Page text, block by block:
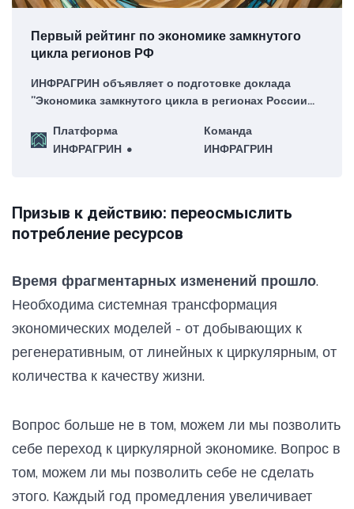
Первый рейтинг по экономике замкнутого
цикла регионов РФ
ИНФРАГРИН объявляет о подготовке доклада
”Экономика замкнутого цикла в регионах России
исследования циркулярной экономики на
региональном уровне, включающем
Платформа
ИНФРАГРИН
Команда
ИНФРАГРИН
Призыв к действию: переосмыслить
потребление ресурсов
Время фрагментарных изменений прошло.
Необходима системная трансформация
экономических моделей - от добывающих к
регенеративным, от линейных к циркулярным, от
количества к качеству жизни.
Вопрос больше не в том, можем ли мы позволить
себе переход к циркулярной экономике. Вопрос в
том, можем ли мы позволить себе не сделать
этого. Каждый год промедления увеличивает